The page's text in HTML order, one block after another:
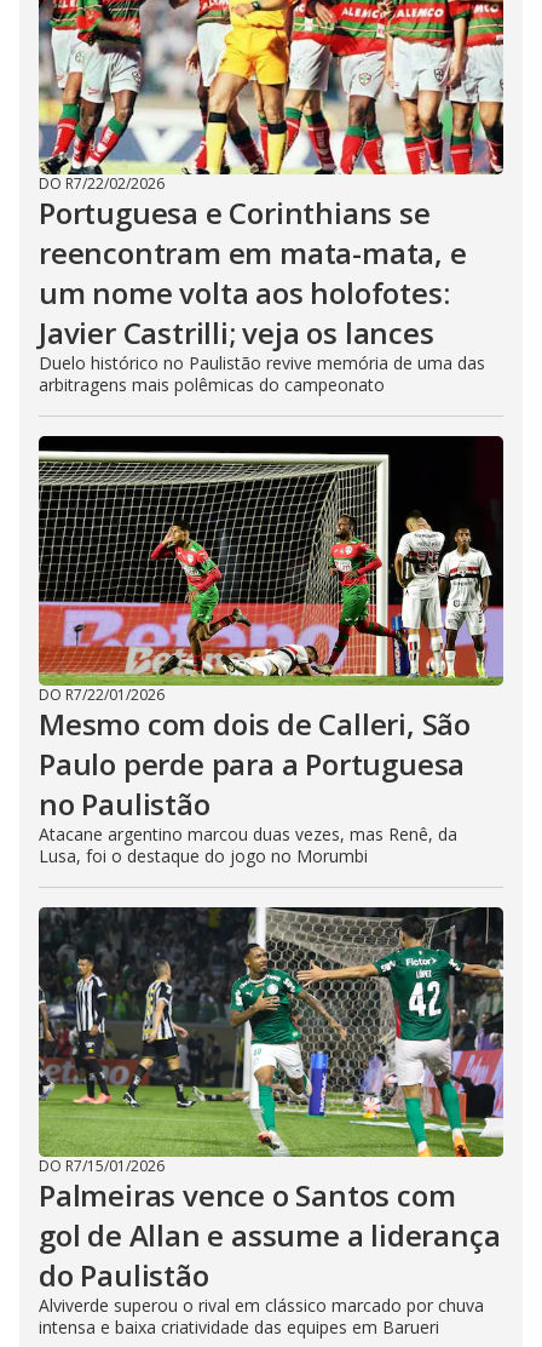
DO R7/22/02/2026
Portuguesa e Corinthians se
reencontram em mata-mata, e
um nome volta aos holofotes:
Javier Castrilli; veja os lances
Duelo histórico no Paulistão revive memória de uma das
arbitragens mais polêmicas do campeonato
DO R7/22/01/2026
Mesmo com dois de Calleri, São
Paulo perde para a Portuguesa
no Paulistão
Atacane argentino marcou duas vezes, mas Renê, da
Lusa, foi o destaque do jogo no Morumbi
DO R7/15/01/2026
Palmeiras vence o Santos com
gol de Allan e assume a liderança
do Paulistão
Alviverde superou o rival em clássico marcado por chuva
intensa e baixa criatividade das equipes em Barueri